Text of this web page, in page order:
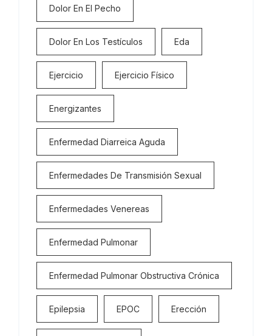
Dolor En El Pecho
Dolor En Los Testículos Eda
Ejercicio Ejercicio Físico
Energizantes
Enfermedad Diarreica Aguda
Enfermedades De Transmisión Sexual
Enfermedades Venereas
Enfermedad Pulmonar
Enfermedad Pulmonar Obstructiva Crónica
Epilepsia EPOC Erección